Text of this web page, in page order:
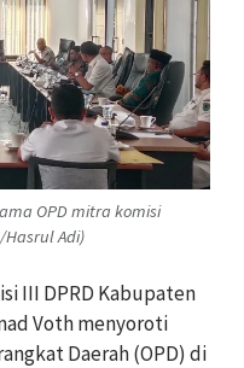
OPD mitra komisi
Hasrul Adi)
III DPRD Kabupaten
Voth menyoroti
Daerah (OPD) di